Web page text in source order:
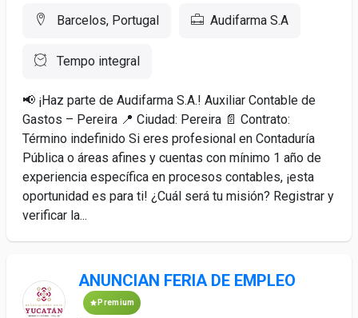
Barcelos, Portugal Audifarma S.A
Tempo integral
📢 ¡Haz parte de Audifarma S.A.! Auxiliar Contable de
Gastos – Pereira 📍 Ciudad: Pereira 📄 Contrato:
Término indefinido Si eres profesional en Contaduría
Pública o áreas afines y cuentas con mínimo 1 año de
experiencia específica en procesos contables, ¡esta
oportunidad es para ti! ¿Cuál será tu misión? Registrar y
verificar la...
ANUNCIAN FERIA DE EMPLEO
Premium